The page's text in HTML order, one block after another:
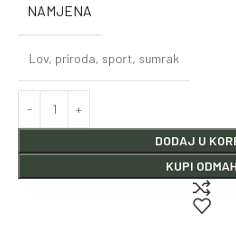
NAMJENA
Lov, priroda, sport, sumrak
DODAJ U
KUPI ODMAH